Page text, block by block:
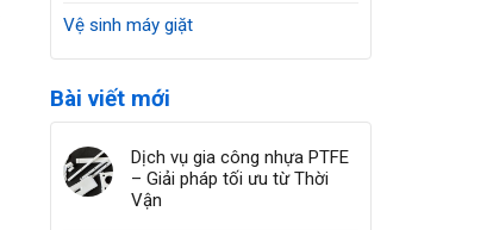
Vệ sinh máy giặt
Bài viết mới
Dịch vụ gia công nhựa PTFE
– Giải pháp tối ưu từ Thời
Vận